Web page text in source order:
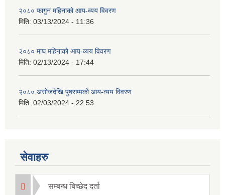
२०८० फागुन महिनाको आय-व्यय विवरण
मिति: 03/13/2024 - 11:36
२०८० माघ महिनाको आय-व्यय विवरण
मिति: 02/13/2024 - 17:44
२०८० असोजदेखि पुषसम्मको आय-व्यय विवरण
मिति: 02/03/2024 - 22:53
सेवाहरु
सम्बन्ध बिच्छेद दर्ता